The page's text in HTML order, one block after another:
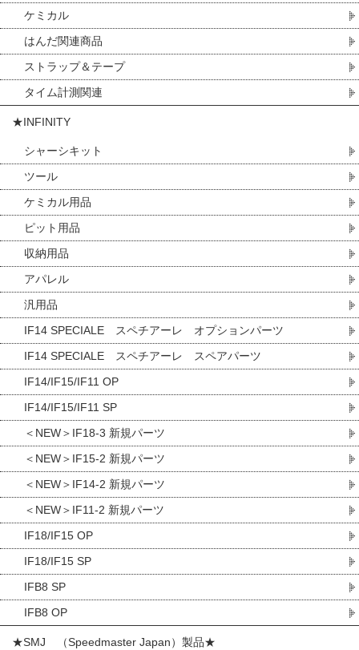
ケミカル
はんだ関連商品
ストラップ＆テープ
タイム計測関連
★INFINITY
シャーシキット
ツール
ケミカル用品
ピット用品
収納用品
アパレル
汎用品
IF14 SPECIALE スペチアーレ オプションパーツ
IF14 SPECIALE スペチアーレ スペアパーツ
IF14/IF15/IF11 OP
IF14/IF15/IF11 SP
＜NEW＞IF18-3 新規パーツ
＜NEW＞IF15-2 新規パーツ
＜NEW＞IF14-2 新規パーツ
＜NEW＞IF11-2 新規パーツ
IF18/IF15 OP
IF18/IF15 SP
IFB8 SP
IFB8 OP
★SMJ （Speedmaster Japan）製品★